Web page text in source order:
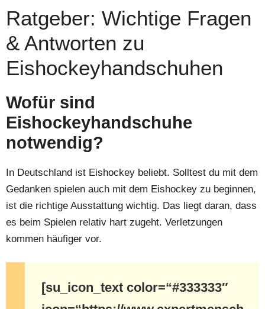
Ratgeber: Wichtige Fragen
& Antworten zu
Eishockeyhandschuhen
Wofür sind
Eishockeyhandschuhe
notwendig?
In Deutschland ist Eishockey beliebt. Solltest du mit dem
Gedanken spielen auch mit dem Eishockey zu beginnen,
ist die richtige Ausstattung wichtig. Das liegt daran, dass
es beim Spielen relativ hart zugeht. Verletzungen
kommen häufiger vor.
[su_icon_text color=“#333333″